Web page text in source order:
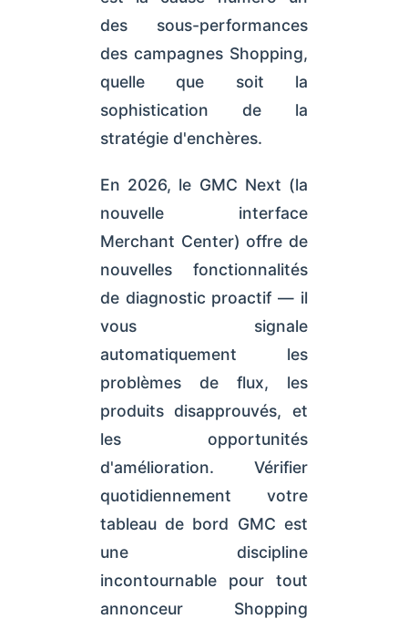
des sous-performances
des campagnes Shopping,
quelle que soit la
sophistication de la
stratégie d'enchères.
En 2026, le GMC Next (la
nouvelle interface
Merchant Center) offre de
nouvelles fonctionnalités
de diagnostic proactif — il
vous signale
automatiquement les
problèmes de flux, les
produits disapprouvés, et
les opportunités
d'amélioration. Vérifier
quotidiennement votre
tableau de bord GMC est
une discipline
incontournable pour tout
annonceur Shopping